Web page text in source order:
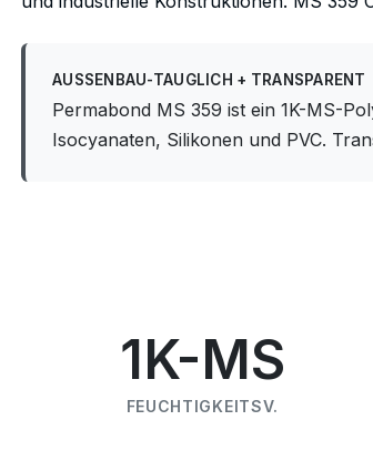
AUSSENBAU-TAUGLICH + TRANSPARENT
Permabond MS 359 ist ein 1K-MS-
Isocyanaten, Silikonen und PVC.
1K-MS
FEUCHTIGKEITSV.